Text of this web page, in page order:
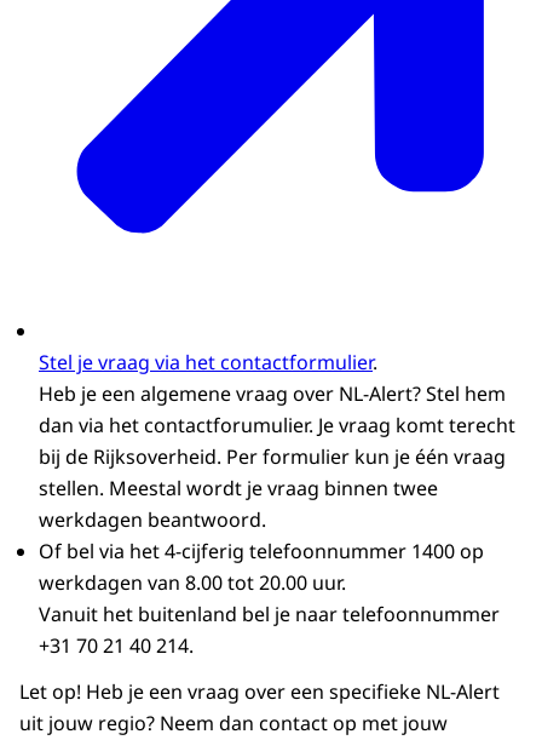
Stel je vraag via het contactformulier.
Heb je een algemene vraag over NL-Alert? Stel hem
dan via het contactforumulier. Je vraag komt terecht
bij de Rijksoverheid. Per formulier kun je één vraag
stellen. Meestal wordt je vraag binnen twee
werkdagen beantwoord.
Of bel via het 4-cijferig telefoonnummer 1400 op
werkdagen van 8.00 tot 20.00 uur.
Vanuit het buitenland bel je naar telefoonnummer
+31 70 21 40 214.
Let op! Heb je een vraag over een specifieke NL-Alert
uit jouw regio? Neem dan contact op met jouw